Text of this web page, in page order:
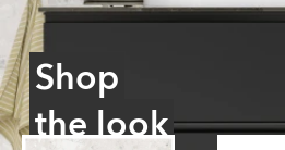
Shop
the look